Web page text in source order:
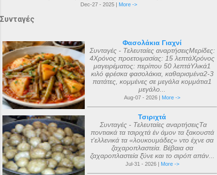
Dec-27 - 2025 | More ->
Συνταγές
Φασολάκια Γιαχνί
Συνταγές - Τελευταίες αναρτήσειςΜερίδες:
4Χρόνος προετοιμασίας: 15 λεπτάΧρόνος
μαγειρέματος: περίπου 50 λεπτάΥλικά1
κιλό φρέσκα φασολάκια, καθαρισμένα2-3
πατάτες, κομμένες σε μεγάλα κομμάτια1
μεγάλο...
Aug-07 - 2026 | More ->
Τσιριχτά
Συνταγές - Τελευταίες αναρτήσειςΤα
ποντιακά τα τσιριχτά έν άμον τα ξακουστά
τ'ελλενικά τα «λουκουμάδες» ντο έχνε σα
ζαχαροπλαστεία. Βέβαια σα
ζαχαροπλαστεία ξ̌ύνε και το σιρόπ απάν...
Jul-31 - 2026 | More ->